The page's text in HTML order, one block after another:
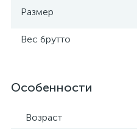
Размер
Вес брутто
Особенности
Возраст